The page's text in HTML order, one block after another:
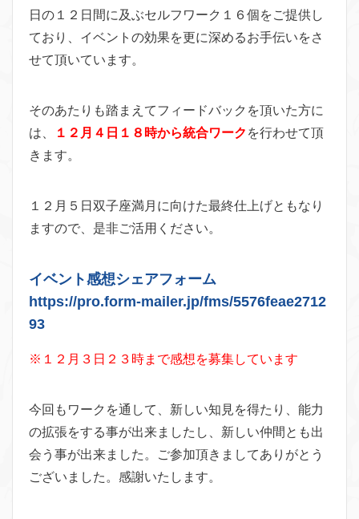
日の１２日間に及ぶセルフワーク１６個をご提供し
ており、イベントの効果を更に深めるお手伝いをさ
せて頂いています。
そのあたりも踏まえてフィードバックを頂いた方に
は、
１２月４日１８時から統合ワーク を行わせて頂
きます。
１２月５日双子座満月に向けた最終仕上げともなり
ますので、是非ご活用ください。
イベント感想シェアフォーム
https://pro.form-mailer.jp/fms/5576feae2712
93
※１２月３日２３時まで感想を募集しています
今回もワークを通して、新しい知見を得たり、能力
の拡張をする事が出来ましたし、新しい仲間とも出
会う事が出来ました。ご参加頂きましてありがとう
ございました。感謝いたします。